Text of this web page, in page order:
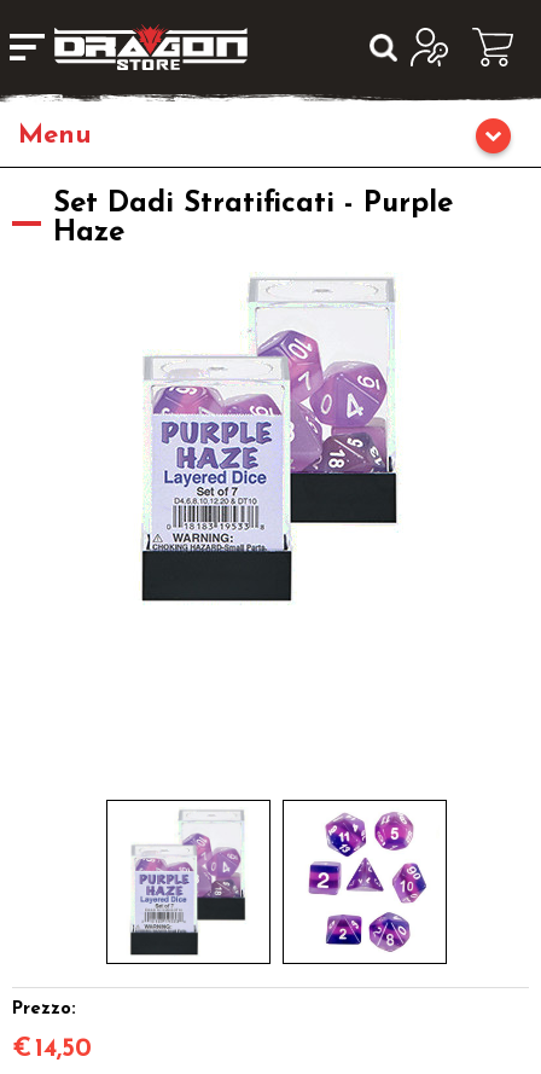
Home
Giochi di Carte Collezionabili
Set Dadi Stratificati - Purple
Haze
Prezzo:
€ 14,50